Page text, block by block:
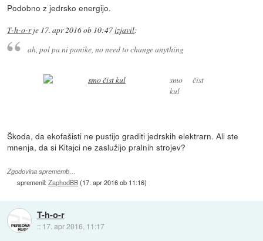
Podobno z jedrsko energijo.
T-h-o-rje 17. apr 2016 ob 10:47izjavil:
ah, pol pa ni panike, no need to change anything
smo čist
kul
Škoda, da ekofašisti ne pustijo graditi jedrskih elektrarn. Ali ste
mnenja, da si Kitajci ne zaslužijo pralnih strojev?
Zgodovina sprememb…
spremenil:ZaphodBB(17. apr 2016 ob 11:16)
T-h-o-r
:: 17. apr 2016, 11:17